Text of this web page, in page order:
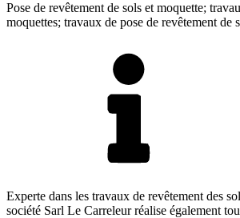
Pose de revêtement de sols et moquette;
moquettes; travaux de pose de revêtement de
Experte dans les travaux de revêtement des
société Sarl Le Carreleur réalise également